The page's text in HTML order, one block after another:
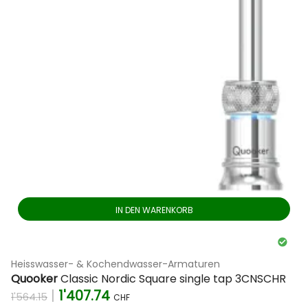
IN DEN WARENKORB
Heisswasser- & Kochendwasser-Armaturen
QuookerClassic Nordic Square single tap 3CNSCHR
1'564.15 1'407.74 CHF